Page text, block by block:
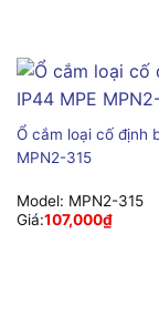
Ổ cắm loại cố định
MPN2-315
Model: MPN2-315
Giá:107,000₫